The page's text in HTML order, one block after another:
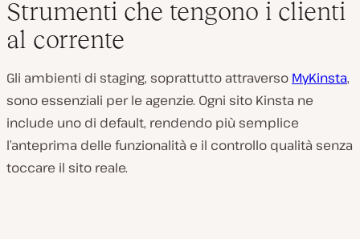
Strumenti che tengono i clienti
al corrente
Gli ambienti di staging, soprattutto attraverso MyKinsta,
sono essenziali per le agenzie. Ogni sito Kinsta ne
include uno di default, rendendo più semplice
l’anteprima delle funzionalità e il controllo qualità senza
toccare il sito reale.